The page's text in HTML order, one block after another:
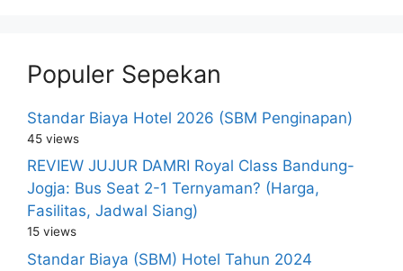
Populer Sepekan
Standar Biaya Hotel 2026 (SBM Penginapan)
45 views
REVIEW JUJUR DAMRI Royal Class Bandung-
Jogja: Bus Seat 2-1 Ternyaman? (Harga,
Fasilitas, Jadwal Siang)
15 views
Standar Biaya (SBM) Hotel Tahun 2024